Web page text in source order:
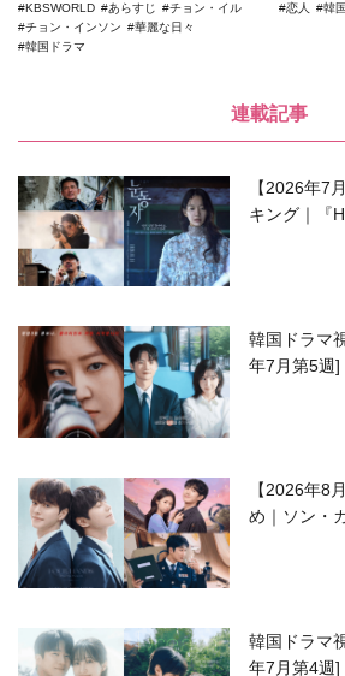
KBSWORLD あらすじ
チョン・イル
チョン・インソン
華麗な日々
韓国ドラマ
恋人 韓
連載記事
【2026年7
キング｜『
韓国ドラマ
年7月第5週]
【2026年8
め｜ソン・
韓国ドラマ
年7月第4週]